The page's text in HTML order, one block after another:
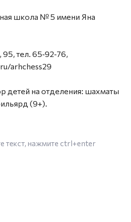
школа № 5 имени Яна
тел. 65‑92‑76,
arhchess29
детей на отделения: шахматы
(9+).
текст, нажмите ctrl+enter